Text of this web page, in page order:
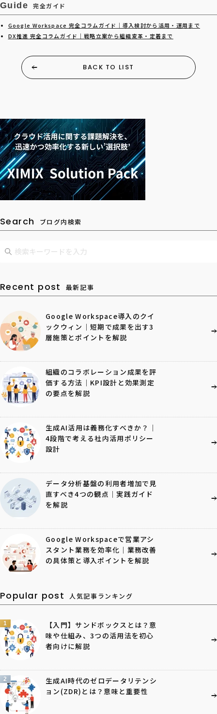
Guide 完全ガイド
Google Workspace 完全コラムガイド｜導入検討から活用・運用まで
DX推進 完全コラムガイド｜戦略立案から組織変革・定着まで
BACK TO LIST
Search ブログ内検索
Recent post 最新記事
Google Workspace導入のクイ
ックウィン｜短期で成果を出す3
層施策とポイントを解説
組織のコラボレーション成果を評
価する方法｜KPI設計と効果測定
の要点を解説
生成AI活用は義務化すべきか？｜
4段階で考える社内活用ポリシー
設計
データ分析基盤の利用者増加で見
直すべき4つの観点｜実践ガイド
を解説
Google Workspaceで営業アシ
スタント業務を効率化｜業務改善
の具体策と導入ポイントを解説
Popular post 人気記事ランキング
1
【入門】サンドボックスとは？意
味や仕組み、3つの活用法を初心
者向けに解説
2
生成AI時代のゼロデータリテンシ
ョン(ZDR)とは？意味と重要性